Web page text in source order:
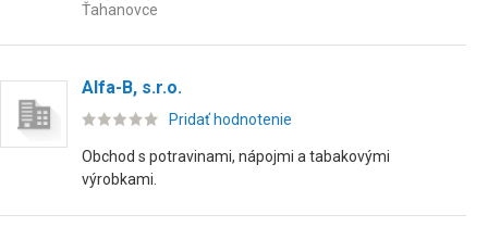
Ťahanovce
Alfa-B, s.r.o.
Pridať hodnotenie
Obchod s potravinami, nápojmi a tabakovými
výrobkami.